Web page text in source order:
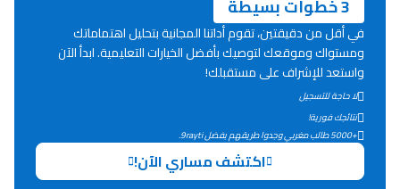
3 خطوات بسيطة
في أقل من دقيقتين، تقوم أداتنا المجانية بتحليل اهتماماتك
ومستواك وموقعك لتوصيك بأفضل الخيارات التعليمية. ابدأ الآن
واستعد للإشراف على مستقبلك!
لا حاجة للتسجيل
نتائجك فورية!
+5000 طالب مغربي وجدوا طريقهم بفضل 9rayti.
اكتشف مساري الآن!